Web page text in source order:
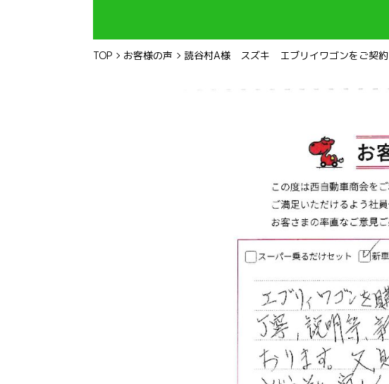
TOP お客様の声 読谷村A様 スズキ エブリイワゴンをご契約